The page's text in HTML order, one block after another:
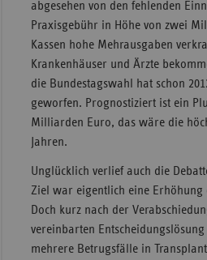
abgesehen von den fehlenden
Praxisgebühr in Höhe von zwei
Kassen hohe Mehrausgaben
Krankenhäuser und Ärzte
die Bundestagswahl hat schon
geworfen. Prognostiziert ist ein
Milliarden Euro, das wäre die
Jahren.
Unglücklich verlief auch die
Ziel war eigentlich eine Erhöhung
Doch kurz nach der
vereinbarten
mehrere Betrugsfälle in